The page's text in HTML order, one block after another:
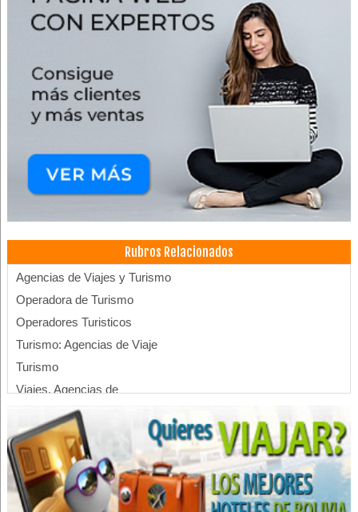
Rubros Relacionados
Agencias de Viajes y Turismo
Operadora de Turismo
Operadores Turisticos
Turismo: Agencias de Viaje
Turismo
Viajes, Agencias de
Guía turístico
Turismo de Aventura
Turismo Comunitario
Rafting
Información Turística